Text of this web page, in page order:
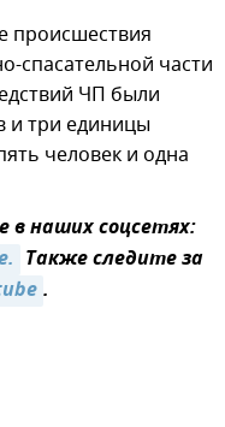
происшествия
спасательной части
ЧП были
и три единицы
человек и одна
наших соцсетях:
Также следите за
.